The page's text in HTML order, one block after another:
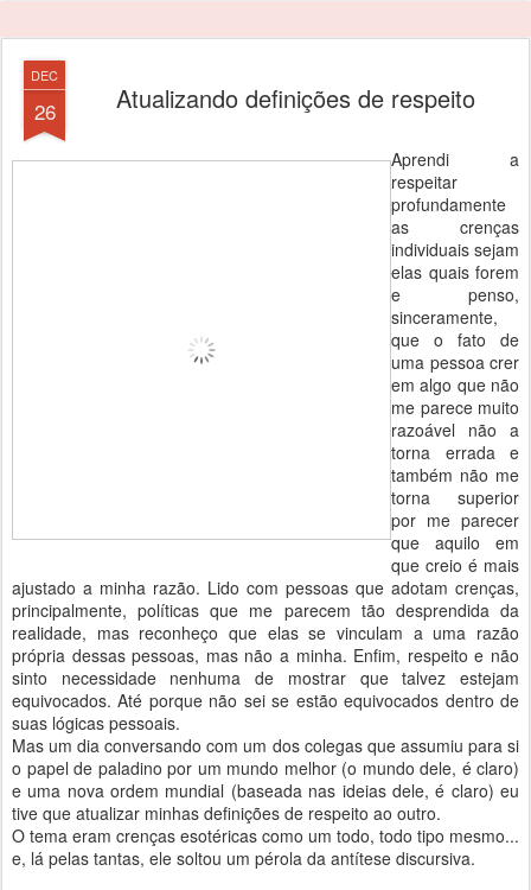
DEC
26 Atualizando definições de respeito
Aprendi a
respeitar
profundamente
as crenças
individuais sejam
elas quais forem
e penso,
sinceramente,
que o fato de
uma pessoa crer
em algo que não
me parece muito
razoável não a
torna errada e
também não me
torna superior
por me parecer
que aquilo em
que creio é mais
ajustado a minha razão. Lido com pessoas que adotam crenças,
principalmente, políticas que me parecem tão desprendida da
realidade, mas reconheço que elas se vinculam a uma razão
própria dessas pessoas, mas não a minha. Enfim, respeito e não
sinto necessidade nenhuma de mostrar que talvez estejam
equivocados. Até porque não sei se estão equivocados dentro de
suas lógicas pessoais.
Mas um dia conversando com um dos colegas que assumiu para si
o papel de paladino por um mundo melhor (o mundo dele, é claro)
e uma nova ordem mundial (baseada nas ideias dele, é claro) eu
tive que atualizar minhas definições de respeito ao outro.
O tema eram crenças esotéricas como um todo, todo tipo mesmo...
e, lá pelas tantas, ele soltou um pérola da antítese discursiva.